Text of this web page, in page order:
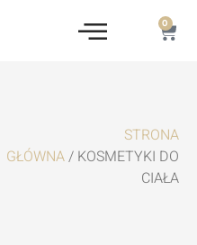
0
STRONA
GŁÓWNA/ KOSMETYKI DO
CIAŁA